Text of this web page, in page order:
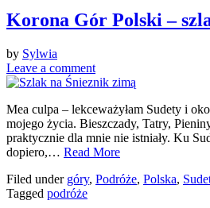
Korona Gór Polski –
by Sylwia
Leave a comment
Mea culpa – lekceważyłam Sudety i
mojego życia. Bieszczady, Tatry,
praktycznie dla mnie nie istniały. Ku
dopiero,… Read More
Filed under góry, Podróże, Polska,
Tagged podróże